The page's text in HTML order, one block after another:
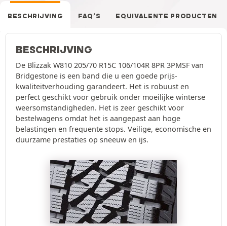
BESCHRIJVING FAQ’S EQUIVALENTE PRODUCTEN
BESCHRIJVING
De Blizzak W810 205/70 R15C 106/104R 8PR 3PMSF van
Bridgestone is een band die u een goede prijs-
kwaliteitverhouding garandeert. Het is robuust en
perfect geschikt voor gebruik onder moeilijke winterse
weersomstandigheden. Het is zeer geschikt voor
bestelwagens omdat het is aangepast aan hoge
belastingen en frequente stops. Veilige, economische en
duurzame prestaties op sneeuw en ijs.